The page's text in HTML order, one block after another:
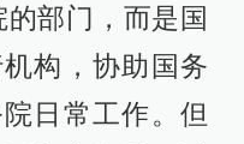
部门，而是国
构，协助国务
日常工作。但